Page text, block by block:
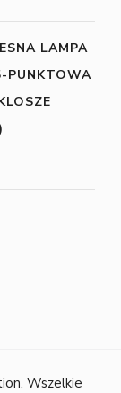
LAMPA
PUNKTOWA
. Wszelkie